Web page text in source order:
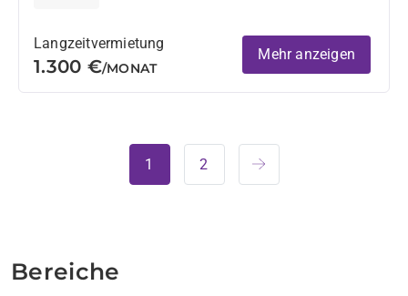
Langzeitvermietung
1.300 €/MONAT
Mehr anzeigen
1 2
Bereiche